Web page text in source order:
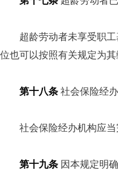
超龄劳动者未享受职
位也可以按照有关规定为
第十八条 社会保险经
社会保险经办机构应
第十九条 因本规定明